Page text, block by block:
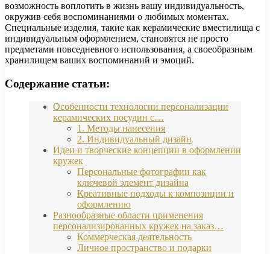
возможность воплотить в жизнь вашу индивидуальность,
окружив себя воспоминаниями о любимых моментах.
Специальные изделия, такие как керамические вместилища с
индивидуальным оформлением, становятся не просто
предметами повседневного использования, а своеобразным
хранилищем ваших воспоминаний и эмоций.
Содержание статьи:
Особенности технологии персонализации
керамических посудин с…
1. Методы нанесения
2. Индивидуальный дизайн
Идеи и творческие концепции в оформлении
кружек
Персональные фотографии как
ключевой элемент дизайна
Креативные подходы к композиции и
оформлению
Разнообразные области применения
персонализированных кружек на заказ…
Коммерческая деятельность
Личное пространство и подарки